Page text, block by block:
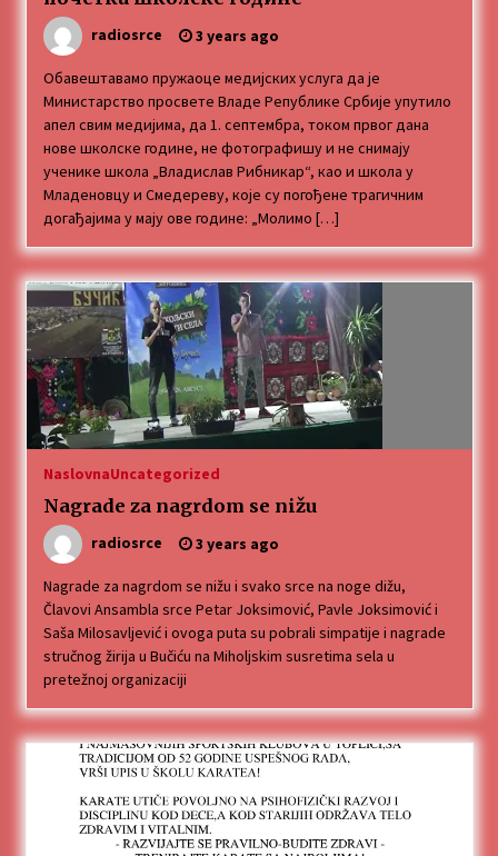
MEDALJE ZA TOPLIČANIN NA MEĐUNARODNOJ
SCENI!
4 months ago
“ИМА РУПА ДА ПРОПАДНЕШ”
5 months ago
Karatisti Topličanina osvojili 24 medalje na
Prvenstvu regiona u Jagodini
5 months ago
ОБАВЕШТЕЊЕ
5 months ago
Specijalna projekcija filma „Sportsko srce“ uz
gostovanje glumačke ekipe u Cineplexx Niš
bioskopu. Petak, 13, mart od 19.30 časova
radiosrce 3 years ago
Обавештавамо пружаоце медијских услуга да је
Министарство просвете Владе Републике Србије упутило
апел свим медијима, да 1. септембра, током првог дана
нове школске године, не фотографишу и не снимају
ученике школа „Владислав Рибникар“, као и школа у
Младеновцу и Смедереву, које су погођене трагичним
догађајима у мају ове године: „Молимо […]
NaslovnaUncategorized
Nagrade za nagrdom se nižu
radiosrce 3 years ago
Nagrade za nagrdom se nižu i svako srce na noge dižu,
Člavovi Ansambla srce Petar Joksimović, Pavle Joksimović i
Saša Milosavljević i ovoga puta su pobrali simpatije i nagrade
stručnog žirija u Bučiću na Miholjskim susretima sela u
pretežnoj organizaciji